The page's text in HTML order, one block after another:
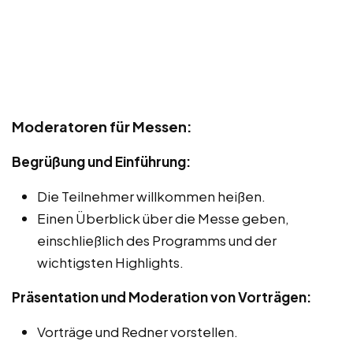
Moderatoren für Messen:
Begrüßung und Einführung:
Die Teilnehmer willkommen heißen.
Einen Überblick über die Messe geben,
einschließlich des Programms und der
wichtigsten Highlights.
Präsentation und Moderation von Vorträgen:
Vorträge und Redner vorstellen.